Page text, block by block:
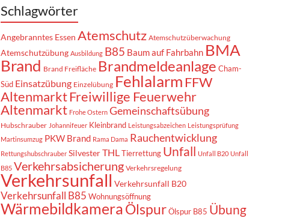
Schlagwörter
Angebranntes Essen Atemschutz Atemschutzüberwachung
Atemschutzübung Ausbildung B85 Baum auf Fahrbahn BMA
Brand Brand Freifläche Brandmeldeanlage Cham-
Süd Einsatzübung Einzelübung Fehlalarm FFW
AltenmarktFreiwillige Feuerwehr
Altenmarkt Frohe Ostern Gemeinschaftsübung
Hubschrauber Johannifeuer Kleinbrand Leistungsabzeichen Leistungsprüfung
Martinsumzug PKW Brand Rama Dama Rauchentwicklung
Rettungshubschrauber SilvesterTHLTierrettung Unfall Unfall B20 Unfall
B85 Verkehrsabsicherung Verkehrsregelung
Verkehrsunfall Verkehrsunfall B20
Verkehrsunfall B85 Wohnungsöffnung
WärmebildkameraÖlspurÖlspur B85 Übung